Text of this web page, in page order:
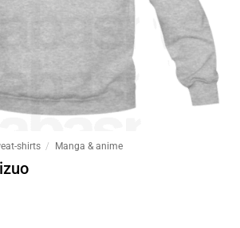
shirts / Manga & anime